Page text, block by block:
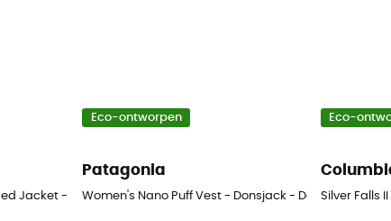
Jacket - Donsjack - Dames
Eco-ontworpen
Patagonia
Women's Nano Puff Vest - Donsjack - Dames
Eco-
Silver Falls